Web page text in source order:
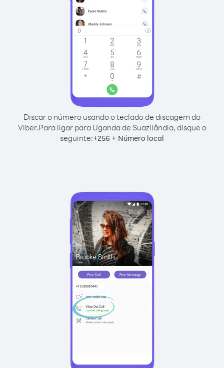
Discar o número usando o teclado de discagem do
Viber.Para ligar para Uganda de Suazilândia, disque o
seguinte:+256 + Número local